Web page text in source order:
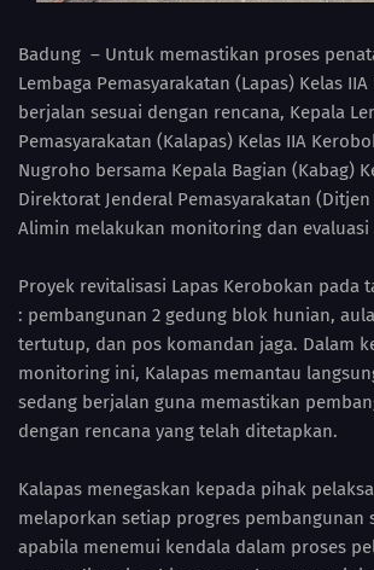
Badung – Untuk memastikan proses
Lembaga Pemasyarakatan (Lapas) Kelas
berjalan sesuai dengan rencana, Kepala
Pemasyarakatan (Kalapas) Kelas IIA
Nugroho bersama Kepala Bagian (Kabag)
Direktorat Jenderal Pemasyarakatan (Ditjen
Alimin melakukan monitoring dan evaluasi
Proyek revitalisasi Lapas Kerobokan pada
: pembangunan 2 gedung blok hunian,
tertutup, dan pos komandan jaga. Dalam
monitoring ini, Kalapas memantau
sedang berjalan guna memastikan
dengan rencana yang telah ditetapkan.
Kalapas menegaskan kepada pihak
melaporkan setiap progres pembangunan
apabila menemui kendala dalam proses